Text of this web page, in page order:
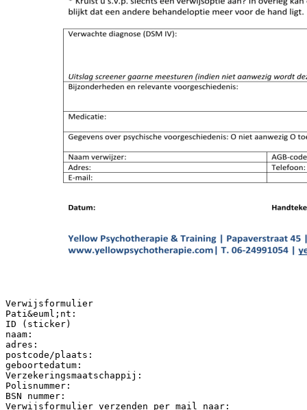
Verwijsformulier
Pati&euml;nt:
ID (sticker)
naam:
adres:
postcode/plaats:
geboortedatum:
Verzekeringsmaatschappij:
Polisnummer:
BSN nummer: